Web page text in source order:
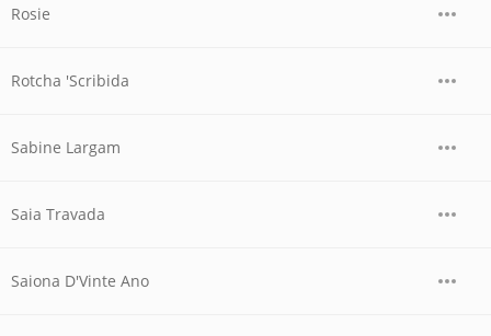
Rosie
Rotcha 'Scribida
Sabine Largam
Saia Travada
Saiona D'Vinte Ano